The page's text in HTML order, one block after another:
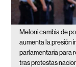
Meloni cambia de
aumenta la presión
parlamentaria para
tras protestas